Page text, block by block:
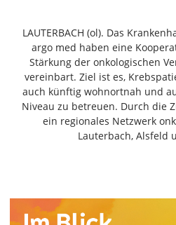
Gemünden
Grebenau
Grebenhain
Herbstein
Kirtorf
Lautertal
Wartenberg
LAUTERBACH (ol). Das
argo med haben eine
Stärkung der onkologischen
vereinbart. Ziel ist es,
auch künftig wohnortnah und
Niveau zu betreuen. Durch die
ein regionales Netzwerk
Lauterbach, Alsfeld